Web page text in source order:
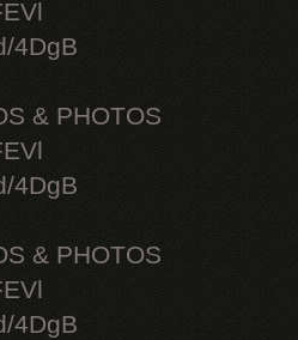
4DgB
& PHOTOS
4DgB
& PHOTOS
4DgB